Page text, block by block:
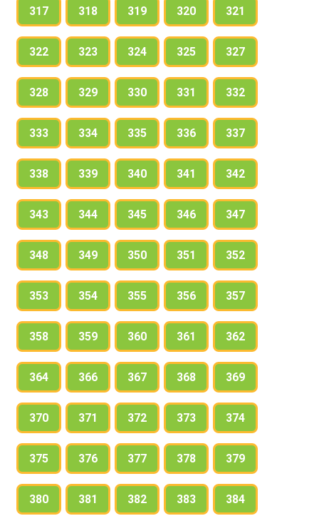
317 318 319 320 321
322 323 324 325 327
328 329 330 331 332
333 334 335 336 337
338 339 340 341 342
343 344 345 346 347
348 349 350 351 352
353 354 355 356 357
358 359 360 361 362
364 366 367 368 369
370 371 372 373 374
375 376 377 378 379
380 381 382 383 384